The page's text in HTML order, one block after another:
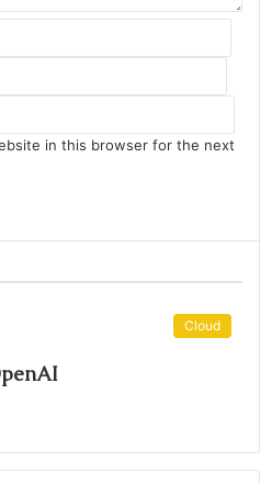
in this browser for the next
Cloud